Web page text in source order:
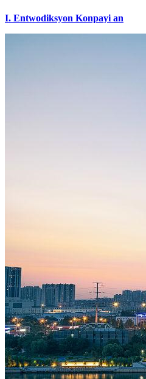
I. Entwodiksyon Konpayi an